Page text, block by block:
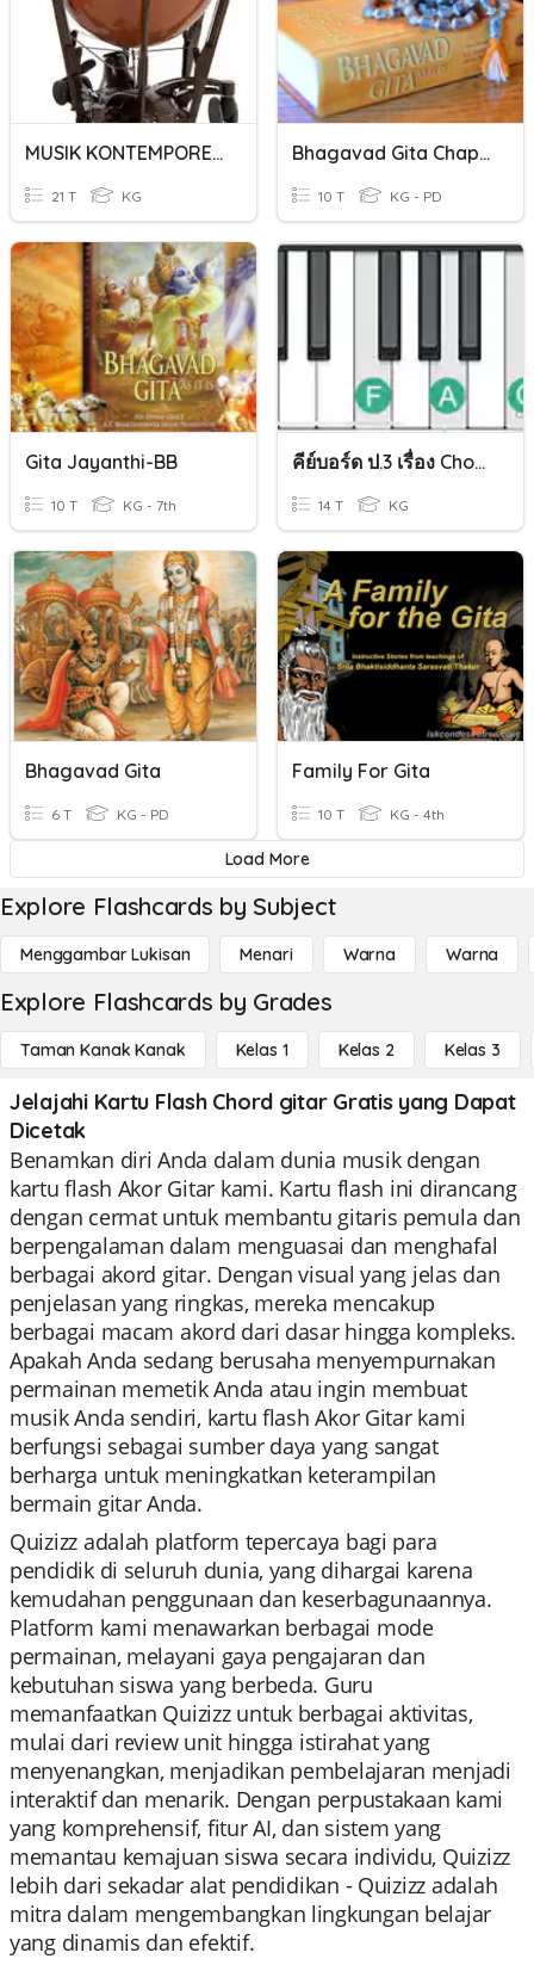
MUSIK KONTEMPORER
21 T KG
Bhagavad Gita Chapter 1
10 T KG - PD
Gita Jayanthi-BB
10 T KG - 7th
คีย์บอร์ด ป.3 เรื่อง Chord
14 T KG
Bhagavad Gita
6 T KG - PD
Family For Gita
10 T KG - 4th
Load More
Explore Flashcards by Subject
Menggambar Lukisan Menari Warna Warna
Explore Flashcards by Grades
Taman Kanak Kanak Kelas 1 Kelas 2 Kelas 3
Jelajahi Kartu Flash Chord gitar Gratis yang Dapat
Dicetak
Benamkan diri Anda dalam dunia musik dengan
kartu flash Akor Gitar kami. Kartu flash ini dirancang
dengan cermat untuk membantu gitaris pemula dan
berpengalaman dalam menguasai dan menghafal
berbagai akord gitar. Dengan visual yang jelas dan
penjelasan yang ringkas, mereka mencakup
berbagai macam akord dari dasar hingga kompleks.
Apakah Anda sedang berusaha menyempurnakan
permainan memetik Anda atau ingin membuat
musik Anda sendiri, kartu flash Akor Gitar kami
berfungsi sebagai sumber daya yang sangat
berharga untuk meningkatkan keterampilan
bermain gitar Anda.
Quizizz adalah platform tepercaya bagi para
pendidik di seluruh dunia, yang dihargai karena
kemudahan penggunaan dan keserbagunaannya.
Platform kami menawarkan berbagai mode
permainan, melayani gaya pengajaran dan
kebutuhan siswa yang berbeda. Guru
memanfaatkan Quizizz untuk berbagai aktivitas,
mulai dari review unit hingga istirahat yang
menyenangkan, menjadikan pembelajaran menjadi
interaktif dan menarik. Dengan perpustakaan kami
yang komprehensif, fitur AI, dan sistem yang
memantau kemajuan siswa secara individu, Quizizz
lebih dari sekadar alat pendidikan - Quizizz adalah
mitra dalam mengembangkan lingkungan belajar
yang dinamis dan efektif.